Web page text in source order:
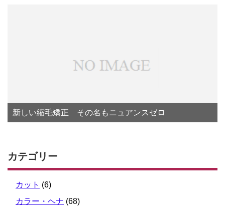
新しい縮毛矯正 その名もニュアンスゼロ
カテゴリー
カット (6)
カラー・ヘナ (68)